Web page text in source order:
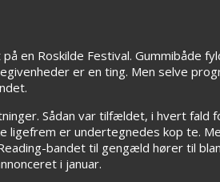
en Roskilde Festival. Gummibåde
er en ting. Men selve
Sådan var tilfældet, i hvert fald
ligefrem er undertegnedes kop te.
bandet til gengæld hører til
i januar.